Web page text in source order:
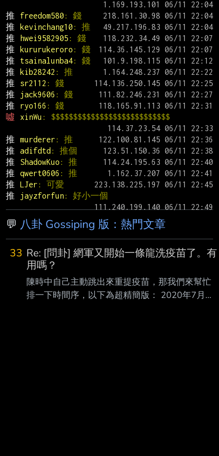
推
freedom580 : 錢
推
kevinchang10 : 推
推
hwei9582905 : 錢
推
kururukeroro : 錢
推
tsainalunba4: 錢
推
kib28242 : 推
推
sr2112 : 錢
推
jack9606 : 錢
推
ryo166 : 錢
噓
xinWu : $$$$$$$$$$$$$$$$$$$$$$$$$$$
推
murderer : 推
推
adifdtd : 推個
推
ShadowKuo : 推
推
qwert0606 : 推
推
LJer : 可愛
推
jayzforfun: 好小一個
💬 八卦 Gossiping 版：熱門文章
33 Re: [問卦] 網軍又開始一條龍洗疫苗了。有
用嗎？
陳時中自己主動跳出來重提疫苗，那我們來幫忙
排一下時間序，以下為超精簡版： 2020年7月，